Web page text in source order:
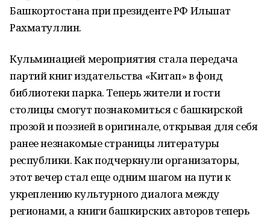
Башкортостана при президенте РФ Ильшат
Рахматуллин.
Кульминацией мероприятия стала передача
партий книг издательства «Китап» в фонд
библиотеки парка. Теперь жители и гости
столицы смогут познакомиться с башкирской
прозой и поэзией в оригинале, открывая для себя
ранее незнакомые страницы литературы
республики. Как подчеркнули организаторы,
этот вечер стал еще одним шагом на пути к
укреплению культурного диалога между
регионами, а книги башкирских авторов теперь